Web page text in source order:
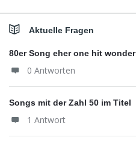
Aktuelle Fragen
80er Song eher one hit wonder
0 Antworten
Songs mit der Zahl 50 im Titel
1 Antwort